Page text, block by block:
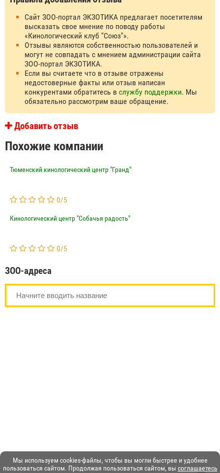
Мы используем cookies-файлы, чтобы вы могли быстрее и удобнее
пользоваться сайтом. Продолжая пользоваться сайтом, вы соглашаетесь
Сайт ЗОО-портал ЭКЗОТИКА предлагает посетителям
высказать свое мнение по поводу работы
«Кинологический клуб "Союз"».
Отзывы являются собственностью пользователей и
могут не совпадать с мнением администрации сайта
ЗОО-портал ЭКЗОТИКА.
Если вы считаете что в отзыве отражены
недостоверные факты или отзыв написан
конкурентами обратитесь в службу поддержки. Мы
обязательно рассмотрим ваше обращение.
Добавить отзыв
Похожие компании
Тюменский кинологический центр "Гранд"
0/5
Кинологический центр "Собачья радость"
0/5
ЗОО-адреса